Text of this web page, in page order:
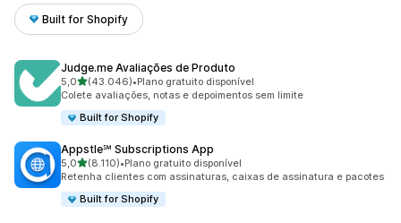
Built for Shopify
Judge.me Avaliações de Produto
5,0de 5 estrelas
(43.046)
43046 avaliações ao todo
•Plano gratuito disponível
Colete avaliações, notas e depoimentos sem limite
Built for Shopify
Appstle℠ Subscriptions App
5,0de 5 estrelas
(8.110)
8110 avaliações ao todo
•Plano gratuito disponível
Retenha clientes com assinaturas, caixas de assinatura e pacotes
Built for Shopify